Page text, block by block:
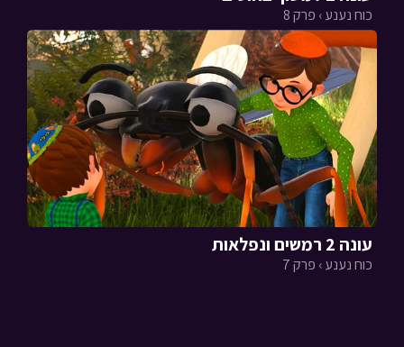
כוח נענע › פרק 8
עונה 2 רמשים ונפלאות
כוח נענע › פרק 7